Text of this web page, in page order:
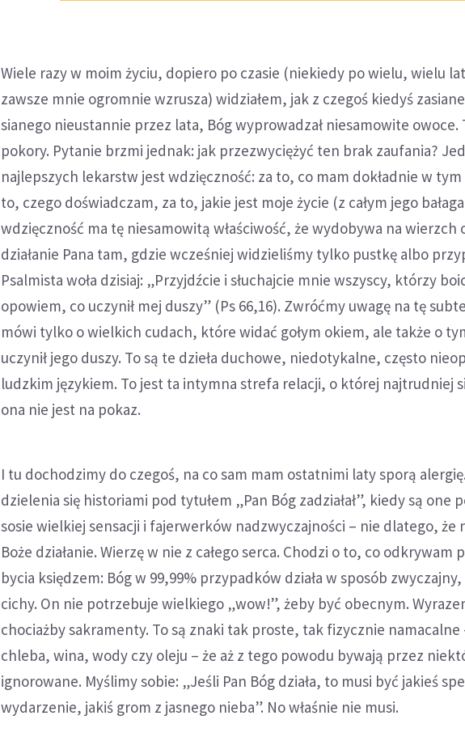
Wiele razy w moim życiu, dopiero po czasie (niekiedy po wielu, wielu
zawsze mnie ogromnie wzrusza) widziałem, jak z czegoś kiedyś
sianego nieustannie przez lata, Bóg wyprowadzał niesamowite owoce.
pokory. Pytanie brzmi jednak: jak przezwyciężyć ten brak zaufania?
najlepszych lekarstw jest wdzięczność: za to, co mam dokładnie w
to, czego doświadczam, za to, jakie jest moje życie (z całym jego
wdzięczność ma tę niesamowitą właściwość, że wydobywa na wierzch
działanie Pana tam, gdzie wcześniej widzieliśmy tylko pustkę albo
Psalmista woła dzisiaj: „Przyjdźcie i słuchajcie mnie wszyscy, którzy
opowiem, co uczynił mej duszy” (Ps 66,16). Zwróćmy uwagę na tę
mówi tylko o wielkich cudach, które widać gołym okiem, ale także o
uczynił jego duszy. To są te dzieła duchowe, niedotykalne, często
ludzkim językiem. To jest ta intymna strefa relacji, o której najtrudniej
ona nie jest na pokaz.
I tu dochodzimy do czegoś, na co sam mam ostatnimi laty sporą
dzielenia się historiami pod tytułem „Pan Bóg zadziałał”, kiedy są one
sosie wielkiej sensacji i fajerwerków nadzwyczajności – nie dlatego, że
Boże działanie. Wierzę w nie z całego serca. Chodzi o to, co odkrywam
bycia księdzem: Bóg w 99,99% przypadków działa w sposób
cichy. On nie potrzebuje wielkiego „wow!”, żeby być obecnym.
chociażby sakramenty. To są znaki tak proste, tak fizycznie namacalne
chleba, wina, wody czy oleju – że aż z tego powodu bywają przez
ignorowane. Myślimy sobie: „Jeśli Pan Bóg działa, to musi być jakieś
wydarzenie, jakiś grom z jasnego nieba”. No właśnie nie musi.